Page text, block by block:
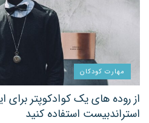
مهارت کودکان
از روده های یک کوادکوپتر برای
استراندبیست استفاده کنید